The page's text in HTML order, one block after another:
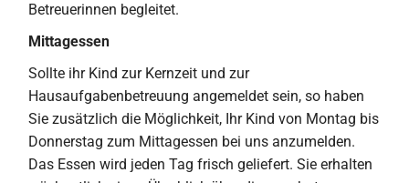
Betreuerinnen begleitet.
Mittagessen
Sollte ihr Kind zur Kernzeit und zur
Hausaufgabenbetreuung angemeldet sein, so haben
Sie zusätzlich die Möglichkeit, Ihr Kind von Montag bis
Donnerstag zum Mittagessen bei uns anzumelden.
Das Essen wird jeden Tag frisch geliefert. Sie erhalten